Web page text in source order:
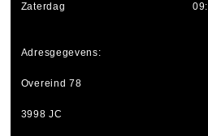
Zaterdag
Adresgegevens:
Overeind 78
3998 JC